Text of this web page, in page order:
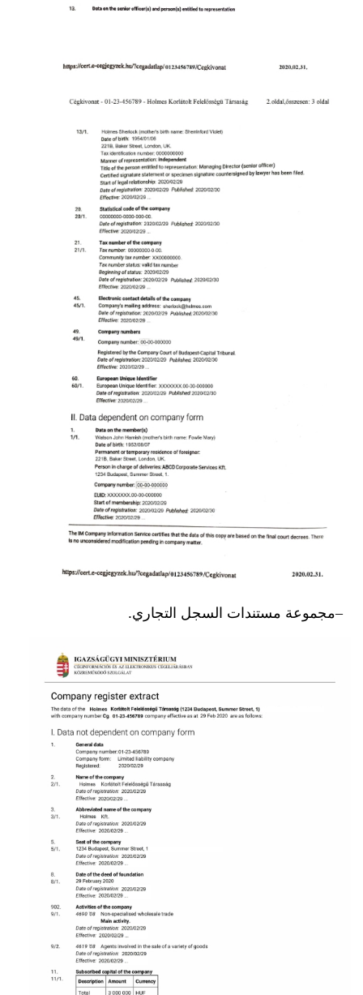
مجموعة مستندات السجل التجاري.